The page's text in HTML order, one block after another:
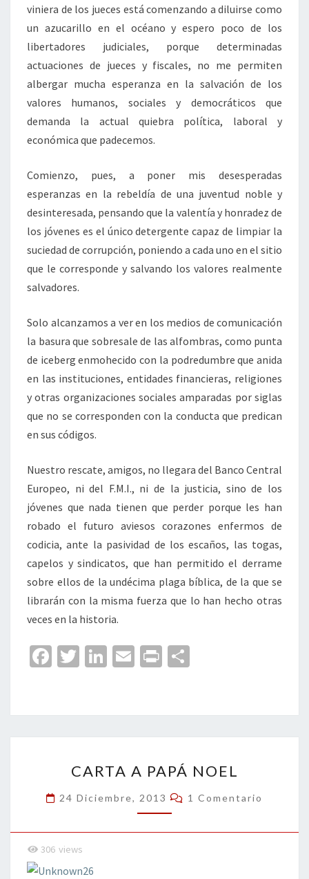
viniera de los jueces está comenzando a diluirse como
un azucarillo en el océano y espero poco de los
libertadores judiciales, porque determinadas
actuaciones de jueces y fiscales, no me permiten
albergar mucha esperanza en la salvación de los
valores humanos, sociales y democráticos que
demanda la actual quiebra política, laboral y
económica que padecemos.
Comienzo, pues, a poner mis desesperadas
esperanzas en la rebeldía de una juventud noble y
desinteresada, pensando que la valentía y honradez de
los jóvenes es el único detergente capaz de limpiar la
suciedad de corrupción, poniendo a cada uno en el sitio
que le corresponde y salvando los valores realmente
salvadores.
Solo alcanzamos a ver en los medios de comunicación
la basura que sobresale de las alfombras, como punta
de iceberg enmohecido con la podredumbre que anida
en las instituciones, entidades financieras, religiones
y otras organizaciones sociales amparadas por siglas
que no se corresponden con la conducta que predican
en sus códigos.
Nuestro rescate, amigos, no llegara del Banco Central
Europeo, ni del F.M.I., ni de la justicia, sino de los
jóvenes que nada tienen que perder porque les han
robado el futuro aviesos corazones enfermos de
codicia, ante la pasividad de los escaños, las togas,
capelos y sindicatos, que han permitido el derrame
sobre ellos de la undécima plaga bíblica, de la que se
librarán con la misma fuerza que lo han hecho otras
veces en la historia.
Fa
o
o
T
er
Li
dI
n
E
l
Pr
p
ar
tir
A
PAPÁ
NOEL
CARTA A PAPÁ NOEL
24 Diciembre, 2013 Comentarios
1 Comentario
306 views